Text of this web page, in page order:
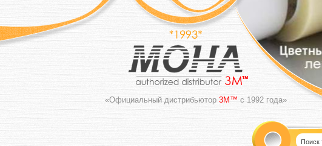
«Официальный дистрибьютор 3M™ с 1992 года»